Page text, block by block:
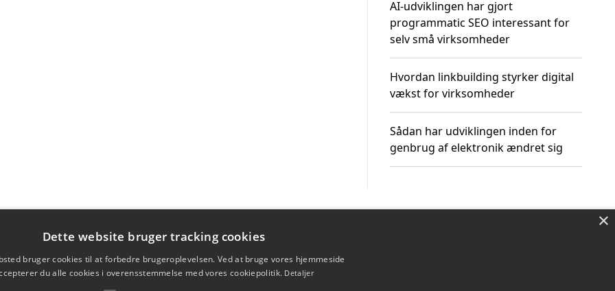
AI-udviklingen har gjort
programmatic SEO interessant for
selv små virksomheder
Hvordan linkbuilding styrker digital
vækst for virksomheder
Sådan har udviklingen inden for
genbrug af elektronik ændret sig
×
Dette website bruger tracking cookies
bruger cookies til at forbedre brugeroplevelsen. Ved at bruge vores hjemmeside
du alle cookies i overensstemmelse med vores cookiepolitik. Detaljer